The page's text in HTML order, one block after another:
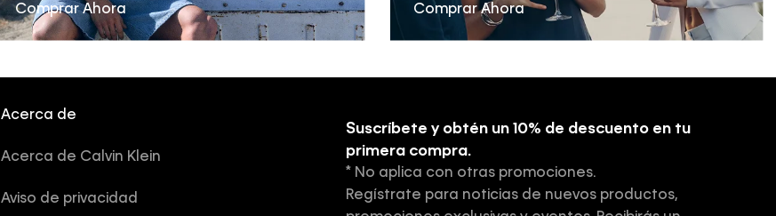
Comprar Ahora Comprar Ahora
Acerca de
Acerca de Calvin Klein
Aviso de privacidad
Suscríbete y obtén un 10% de descuento en tu
primera compra.
* No aplica con otras promociones.
Regístrate para noticias de nuevos productos,